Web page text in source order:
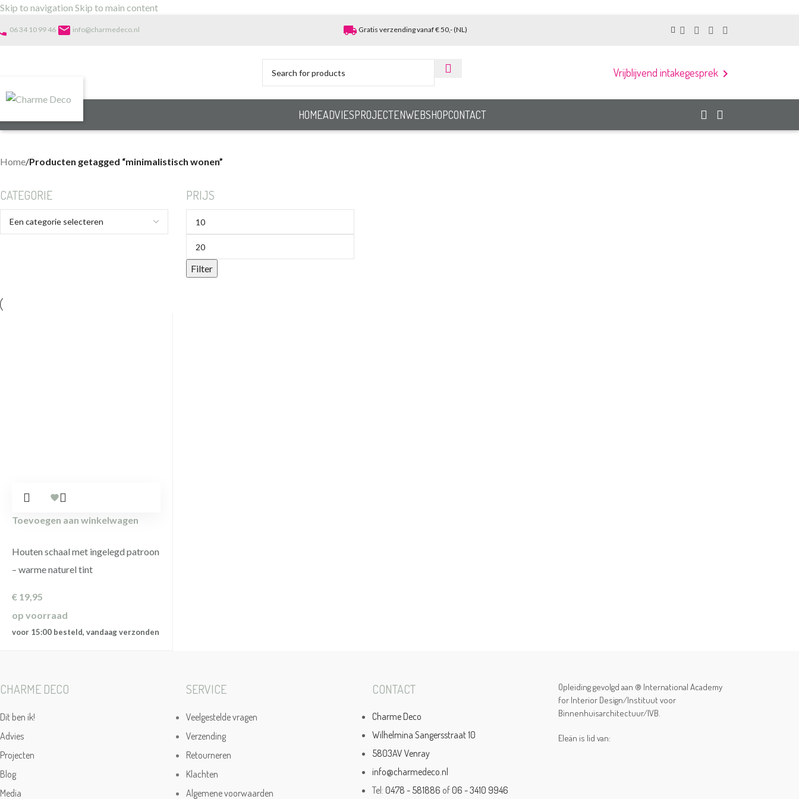
Skip to navigation Skip to main content
06 34 10 99 46 email info@charmedeco.nl local_shipping Gratis verzending vanaf € 50,- (NL)
Vrijblijvend intakegesprek chevron_right
HOMEADVIESPROJECTENWEBSHOPCONTACT
Home/Producten getagged “minimalistisch wonen”
CATEGORIE PRIJS
Filter
Toevoegen aan winkelwagen
Houten schaal met ingelegd patroon
– warme naturel tint
€ 19,95
op voorraad
voor 15:00 besteld, vandaag verzonden
CHARME DECO
Dit ben ik!
Advies
Projecten
Blog
Media
SERVICE
Veelgestelde vragen
Verzending
Retourneren
Klachten
Algemene voorwaarden
CONTACT
Charme Deco
Wilhelmina Sangersstraat 10
5803AV Venray
info@charmedeco.nl
Tel: 0478 - 581886 of 06 - 3410 9946
Opleiding gevolgd aan ® International Academy
for Interior Design/Instituut voor
Binnenhuisarchitectuur/IVB.
Eleän is lid van: